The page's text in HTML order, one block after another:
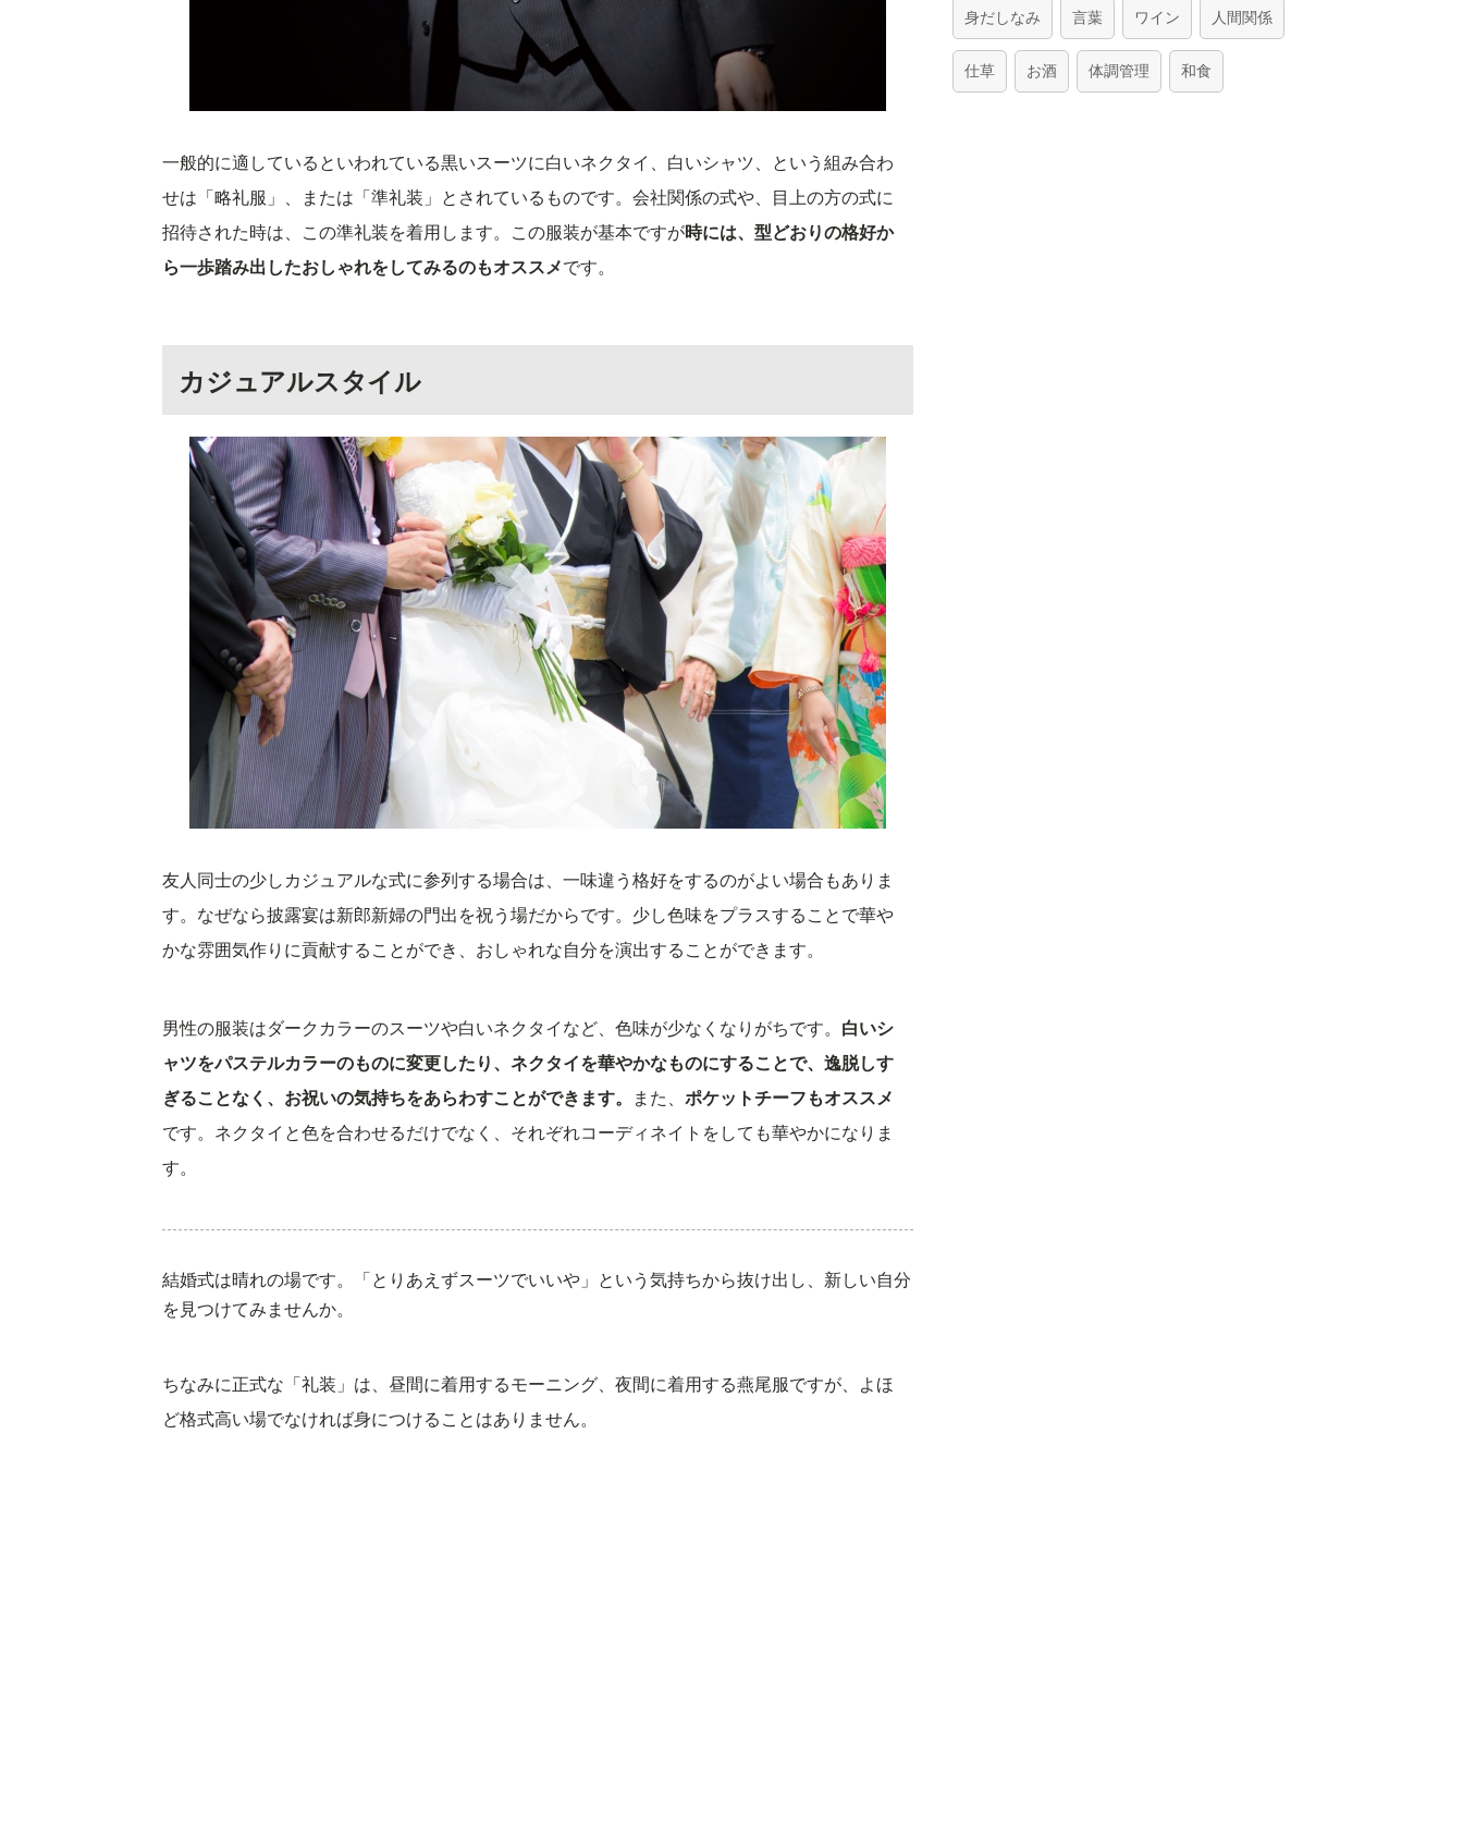
一般的に適しているといわれている黒いスーツに白いネクタイ、白いシャツ、という組み合わ
せは「略礼服」、または「準礼装」とされているものです。会社関係の式や、目上の方の式に
招待された時は、この準礼装を着用します。この服装が基本ですが時には、型どおりの格好か
ら一歩踏み出したおしゃれをしてみるのもオススメです。
カジュアルスタイル
友人同士の少しカジュアルな式に参列する場合は、一味違う格好をするのがよい場合もありま
す。なぜなら披露宴は新郎新婦の門出を祝う場だからです。少し色味をプラスすることで華や
かな雰囲気作りに貢献することができ、おしゃれな自分を演出することができます。
男性の服装はダークカラーのスーツや白いネクタイなど、色味が少なくなりがちです。 白いシ
ャツをパステルカラーのものに変更したり、ネクタイを華やかなものにすることで、逸脱しす
ぎることなく、お祝いの気持ちをあらわすことができます。
また、 ポケットチーフもオススメ
です。ネクタイと色を合わせるだけでなく、それぞれコーディネイトをしても華やかになりま
す。
結婚式は晴れの場です。「とりあえずスーツでいいや」という気持ちから抜け出し、新しい自分
を見つけてみませんか。
ちなみに正式な「礼装」は、昼間に着用するモーニング、夜間に着用する燕尾服ですが、よほ
ど格式高い場でなければ身につけることはありません。
身だしなみ 言葉 ワイン 人間関係
仕草 お酒 体調管理 和食